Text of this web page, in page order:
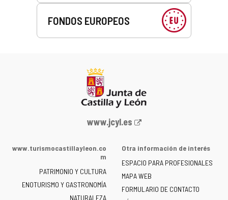
FONDOS EUROPEOS
Portal
Junta
de
Castilla
www.jcyl.es
www.turismocastillayleon.co
m
PATRIMONIO Y CULTURA
ENOTURISMO Y GASTRONOMÍA
NATURALEZA
Otra información de interés
ESPACIO PARA PROFESIONALES
MAPA WEB
FORMULARIO DE CONTACTO